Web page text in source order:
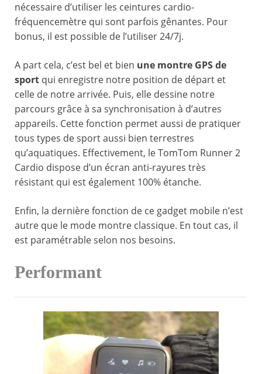
nécessaire d’utiliser les ceintures cardio-
fréquencemètre qui sont parfois gênantes. Pour
bonus, il est possible de l’utiliser 24/7j.
A part cela, c’est bel et bien une montre GPS de
sport qui enregistre notre position de départ et
celle de notre arrivée. Puis, elle dessine notre
parcours grâce à sa synchronisation à d’autres
appareils. Cette fonction permet aussi de pratiquer
tous types de sport aussi bien terrestres
qu’aquatiques. Effectivement, le TomTom Runner 2
Cardio dispose d’un écran anti-rayures très
résistant qui est également 100% étanche.
Enfin, la dernière fonction de ce gadget mobile n’est
autre que le mode montre classique. En tout cas, il
est paramétrable selon nos besoins.
Performant